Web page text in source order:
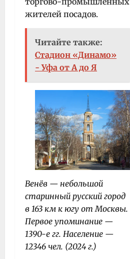
жителей посадов.
Читайте также:
Стадион «Динамо»
- Уфа от А до Я
Венёв — небольшой
старинный русский город
в 163 км к югу от Москвы.
Первое упоминание —
1390-е гг. Население —
12346 чел. (2024 г.)